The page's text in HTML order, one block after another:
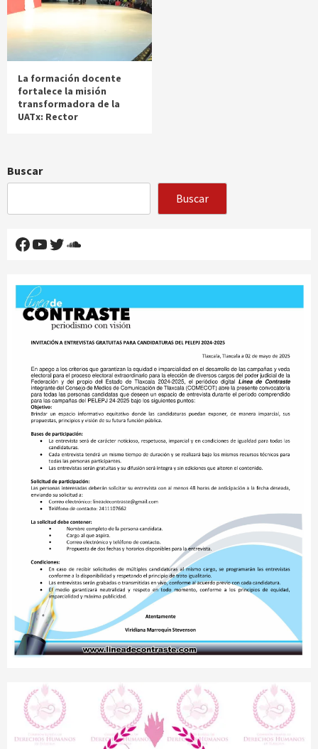
La formación docente
fortalece la misión
transformadora de la
UATx: Rector
Buscar
Buscar
Facebook
YouTube
Twitter
SoundCloud